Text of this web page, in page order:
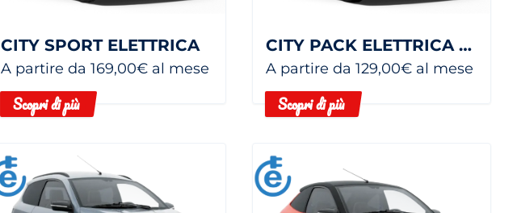
CITY SPORT ELETTRICA
A partire da 169,00€ al mese
Scopri di più
CITY PACK ELETTRICA 7,5 KWH
A partire da 129,00€ al mese
Scopri di più